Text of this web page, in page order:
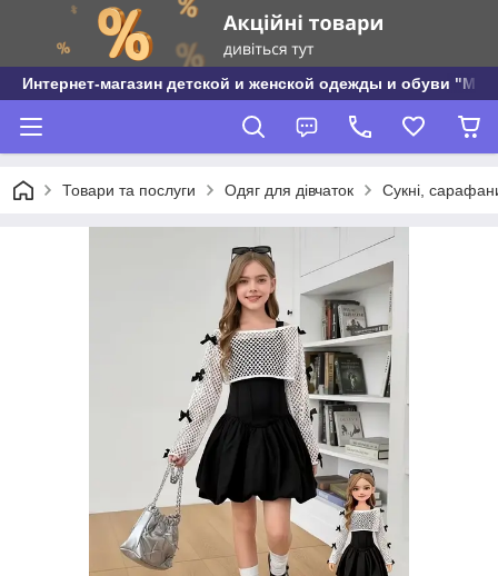
Интернет-магазин детской и женской одежды и обуви
Товари та послуги Одяг для дівчаток Сукні,